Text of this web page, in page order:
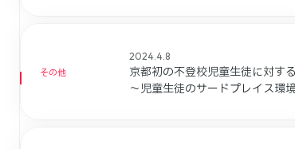
その他
2024.4.8
京都初の不登校児童生徒に対す
～児童生徒のサードプレイス環